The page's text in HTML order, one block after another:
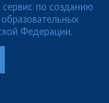
по созданию
Федерации.